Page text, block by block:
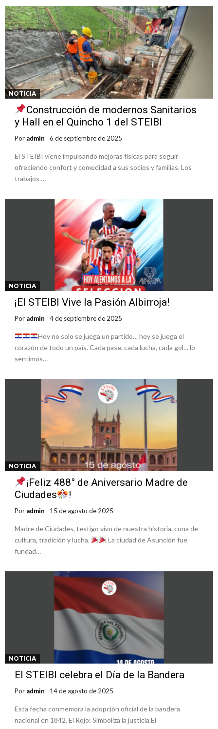
NOTICIA
Construcción de modernos Sanitarios
y Hall en el Quincho 1 del STEIBI
Por admin 6 de septiembre de 2025
El STEIBI viene impulsando mejoras físicas para seguir
ofreciendo confort y comodidad a sus socios y familias. Los
trabajos …
NOTICIA
¡El STEIBI Vive la Pasión Albirroja!
Por admin 4 de septiembre de 2025
Hoy no solo se juega un partido… hoy se juega el
corazón de todo un país. Cada pase, cada lucha, cada gol… lo
sentimos…
NOTICIA
¡Feliz 488° de Aniversario Madre de
Ciudades
!
Por admin 15 de agosto de 2025
Madre de Ciudades, testigo vivo de nuestra historia, cuna de
cultura, tradición y lucha.
La ciudad de Asunción fue
fundad…
NOTICIA
El STEIBI celebra el Día de la Bandera
Por admin 14 de agosto de 2025
Esta fecha conmemora la adopción oficial de la bandera
nacional en 1842. El Rojo: Simboliza la justicia.El